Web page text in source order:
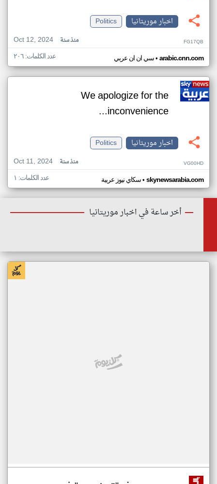
اخبار موريتانيا
Politics
Oct 12, 2024
منذ سنة FG17QB
سي ان ان عربي• arabic.cnn.com عدد الكلمات: ٢٠٦
We apologize for the
inconvenience...
اخبار موريتانيا
Politics
Oct 11, 2024
منذ سنة VG00HD
سكاي نيوز عربية• skynewsarabia.com عدد الكلمات: ١
أخر ساعة في اخبار موريتانيا